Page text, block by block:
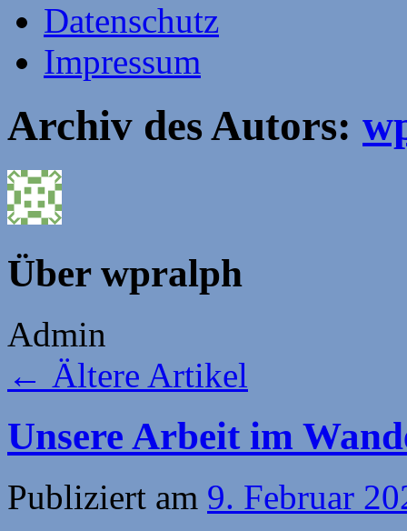
Datenschutz
Impressum
Archiv des Autors:
Über wpralph
Admin
← Ältere Artikel
Unsere Arbeit im
Publiziert am 9. Februar